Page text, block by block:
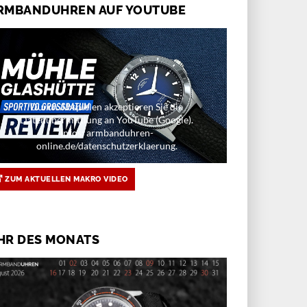
AUF YOUTUBE
Durch Abspielen akzeptieren Sie die
Datenübermittlung an YouTube (Google).
Infos: armbanduhren-
online.de/datenschutzerklaerung.
ZUM AKTUELLEN MAKRO VIDEO
DES MONATS